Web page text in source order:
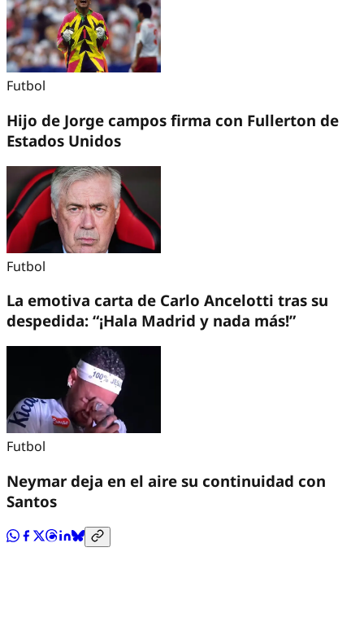
Futbol
Hijo de Jorge campos firma con Fullerton de
Estados Unidos
Futbol
La emotiva carta de Carlo Ancelotti tras su
despedida: “¡Hala Madrid y nada más!”
Futbol
Neymar deja en el aire su continuidad con
Santos